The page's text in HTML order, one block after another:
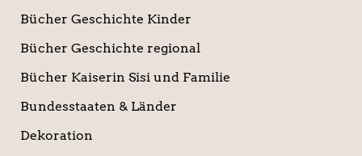
Bücher Geschichte Kinder
Bücher Geschichte regional
Bücher Kaiserin Sisi und Familie
Bundesstaaten & Länder
Dekoration